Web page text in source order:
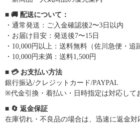
■ 🚚 配送について：
・通常発送：ご入金確認後2〜3日以内
・お届け目安：発送後7〜15日
・10,000円以上：送料無料（佐川急便・追
・10,000円未満：送料1,500円
■ 💳 お支払い方法
銀行振込/クレジットカード/PAYPAL
※代金引換・着払い・日時指定は対応して
■ 🔄 返金保証
在庫切れ・不良品の場合は、迅速に返金対